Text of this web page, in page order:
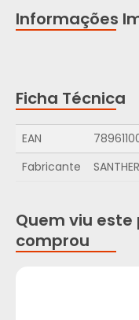
Informações
Ficha Técnica
EAN
Fabricante
SANTHER
Quem viu
comprou